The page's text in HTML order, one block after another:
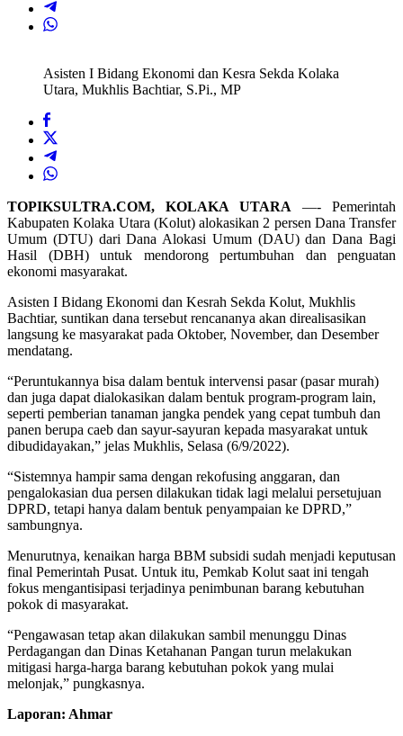
Asisten I Bidang Ekonomi dan Kesra Sekda Kolaka
Utara, Mukhlis Bachtiar, S.Pi., MP
TOPIKSULTRA.COM, KOLAKA UTARA —- Pemerintah
Kabupaten Kolaka Utara (Kolut) alokasikan 2 persen Dana Transfer
Umum (DTU) dari Dana Alokasi Umum (DAU) dan Dana Bagi
Hasil (DBH) untuk mendorong pertumbuhan dan penguatan
ekonomi masyarakat.
Asisten I Bidang Ekonomi dan Kesrah Sekda Kolut, Mukhlis
Bachtiar, suntikan dana tersebut rencananya akan direalisasikan
langsung ke masyarakat pada Oktober, November, dan Desember
mendatang.
“Peruntukannya bisa dalam bentuk intervensi pasar (pasar murah)
dan juga dapat dialokasikan dalam bentuk program-program lain,
seperti pemberian tanaman jangka pendek yang cepat tumbuh dan
panen berupa caeb dan sayur-sayuran kepada masyarakat untuk
dibudidayakan,” jelas Mukhlis, Selasa (6/9/2022).
“Sistemnya hampir sama dengan rekofusing anggaran, dan
pengalokasian dua persen dilakukan tidak lagi melalui persetujuan
DPRD, tetapi hanya dalam bentuk penyampaian ke DPRD,”
sambungnya.
Menurutnya, kenaikan harga BBM subsidi sudah menjadi keputusan
final Pemerintah Pusat. Untuk itu, Pemkab Kolut saat ini tengah
fokus mengantisipasi terjadinya penimbunan barang kebutuhan
pokok di masyarakat.
“Pengawasan tetap akan dilakukan sambil menunggu Dinas
Perdagangan dan Dinas Ketahanan Pangan turun melakukan
mitigasi harga-harga barang kebutuhan pokok yang mulai
melonjak,” pungkasnya.
Laporan: Ahmar